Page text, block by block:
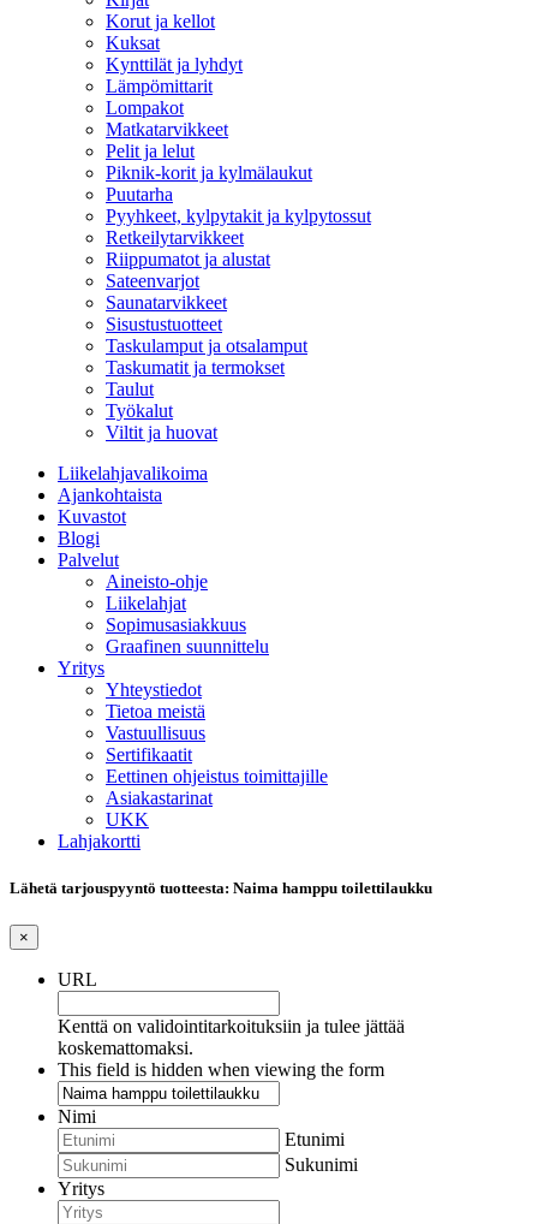
Korut ja kellot
Kuksat
Kynttilät ja lyhdyt
Lämpömittarit
Lompakot
Matkatarvikkeet
Pelit ja lelut
Piknik-korit ja kylmälaukut
Puutarha
Pyyhkeet, kylpytakit ja kylpytossut
Retkeilytarvikkeet
Riippumatot ja alustat
Sateenvarjot
Saunatarvikkeet
Sisustustuotteet
Taskulamput ja otsalamput
Taskumatit ja termokset
Taulut
Työkalut
Viltit ja huovat
Liikelahjavalikoima
Ajankohtaista
Kuvastot
Blogi
Palvelut
Aineisto-ohje
Liikelahjat
Sopimusasiakkuus
Graafinen suunnittelu
Yritys
Yhteystiedot
Tietoa meistä
Vastuullisuus
Sertifikaatit
Eettinen ohjeistus toimittajille
Asiakastarinat
UKK
Lahjakortti
Lähetä tarjouspyyntö tuotteesta: Naima hamppu toilettilaukku
×
URL
Kenttä on validointitarkoituksiin ja tulee jättää
koskemattomaksi.
This field is hidden when viewing the form
Nimi
Etunimi
Sukunimi
Yritys